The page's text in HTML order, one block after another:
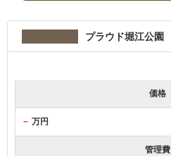
プラウド堀江公園
価格
－ 万円
管理費